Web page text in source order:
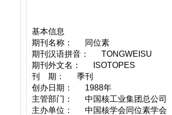
基本信息
期刊名称： 同位素
期刊汉语拼音： TONGWEISU
期刊外文名： ISOTOPES
刊 期： 季刊
创办日期： 1988年
主管部门： 中国核工业集团总公司
主办单位： 中国核学会同位素学会